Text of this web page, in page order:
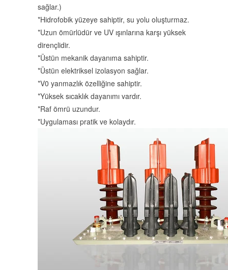
sağlar.)
*Hidrofobik yüzeye sahiptir, su yolu oluşturmaz.
*Uzun ömürlüdür ve UV ışınlarına karşı yüksek
dirençlidir.
*Üstün mekanik dayanıma sahiptir.
*Üstün elektriksel izolasyon sağlar.
*V0 yanmazlık özelliğine sahiptir.
*Yüksek sıcaklık dayanımı vardır.
*Raf ömrü uzundur.
*Uygulaması pratik ve kolaydır.